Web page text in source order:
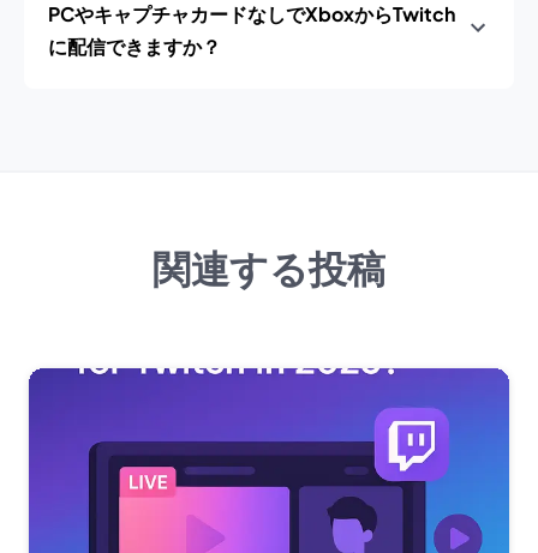
PCやキャプチャカードなしでXboxからTwitch
に配信できますか？
関連する投稿